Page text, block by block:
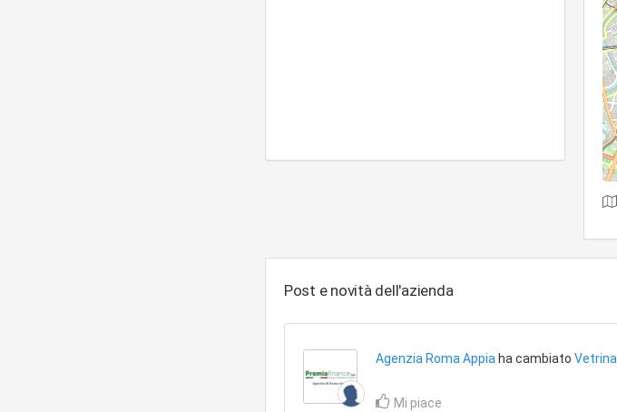
Post e novità dell'azienda
Agenzia Roma Appia ha cambiato Vetrina
Mi piace